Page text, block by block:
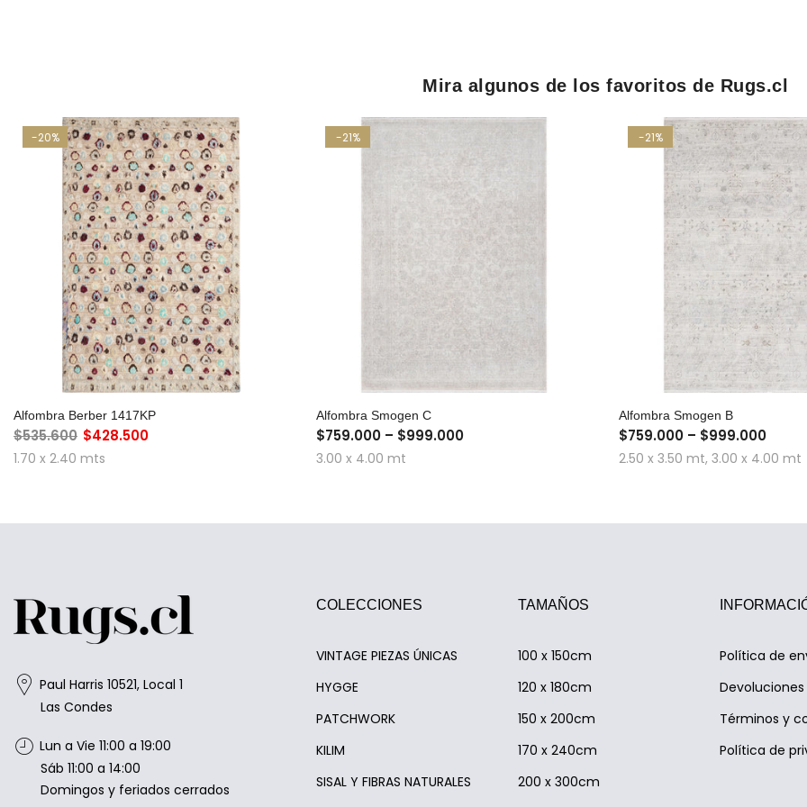
Mira algunos de los favoritos de Rugs.cl
-20%
AGREGAR AL CARRO
Alfombra Berber 1417KP
$535.600 $428.500
1.70 x 2.40 mts
-21%
COMPRA RÁPIDA
Alfombra Smogen C
$759.000 – $999.000
3.00 x 4.00 mt
-21%
COMPRA RÁPIDA
Alfombra Smogen B
$759.000 – $999.000
2.50 x 3.50 mt, 3.00 x 4.00 mt
Paul Harris 10521, Local 1
Las Condes
Lun a Vie 11:00 a 19:00
Sáb 11:00 a 14:00
Domingos y feriados cerrados
COLECCIONES
VINTAGE PIEZAS ÚNICAS
HYGGE
PATCHWORK
KILIM
SISAL Y FIBRAS NATURALES
TAMAÑOS
100 x 150cm
120 x 180cm
150 x 200cm
170 x 240cm
200 x 300cm
Política de
Términos y
Política de